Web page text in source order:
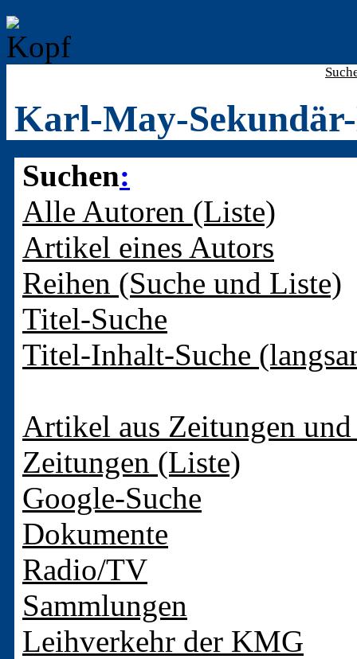
Karl-May-
Suchen:
Alle Autoren (Liste)
Artikel eines Autors
Reihen (Suche und Liste)
Titel-Suche
Titel-Inhalt-Suche
Artikel aus Zeitungen
Zeitungen (Liste)
Google-Suche
Dokumente
Radio/TV
Sammlungen
Leihverkehr der KMG